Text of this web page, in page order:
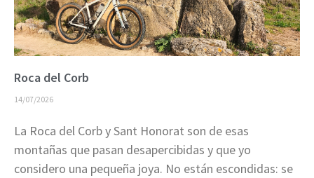
Roca del Corb
14/07/2026
La Roca del Corb y Sant Honorat son de esas
montañas que pasan desapercibidas y que yo
considero una pequeña joya. No están escondidas: se